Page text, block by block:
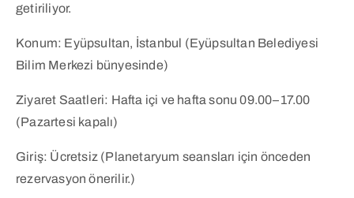
getiriliyor.
Konum: Eyüpsultan, İstanbul (Eyüpsultan Belediyesi
Bilim Merkezi bünyesinde)
Ziyaret Saatleri: Hafta içi ve hafta sonu 09.00–17.00
(Pazartesi kapalı)
Giriş: Ücretsiz (Planetaryum seansları için önceden
rezervasyon önerilir.)